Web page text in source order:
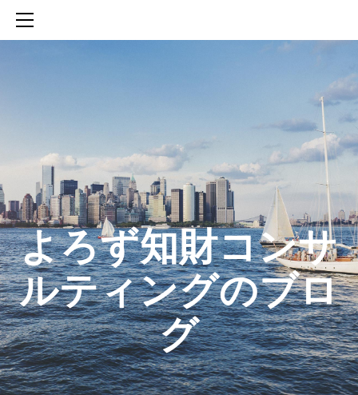
​よろず知財コンサ
ルティングのブロ
グ
SERVICES
知財活動のROICへの貢献
生成AIを活用した知財戦略の策定方法
生成AIとの「壁打ち」で、新たな発明を創出する方法